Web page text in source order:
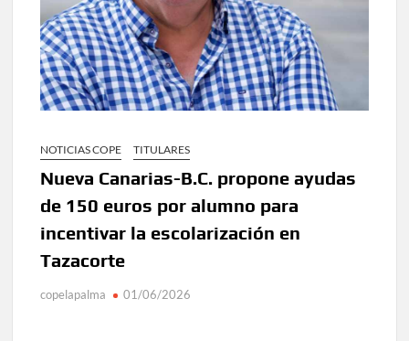
NOTICIAS COPE TITULARES
Nueva Canarias-B.C. propone ayudas
de 150 euros por alumno para
incentivar la escolarización en
Tazacorte
copelapalma 01/06/2026